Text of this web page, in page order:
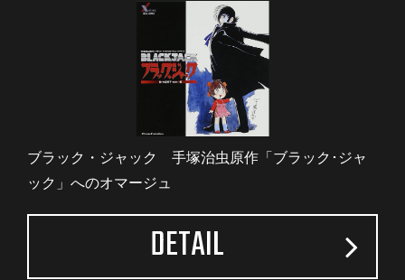
ブラック・ジャック 手塚治虫原作「ブラック･ジャ
ック」へのオマージュ
DETAIL